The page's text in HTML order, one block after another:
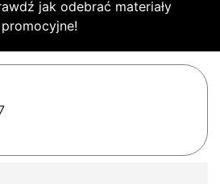
jak odebrać materiały
promocyjne!